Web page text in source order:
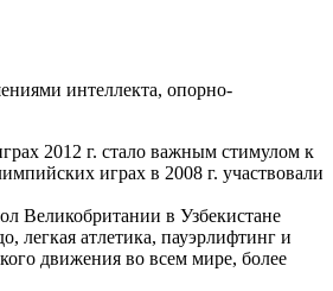
интеллекта, опорно-
2012 г. стало важным стимулом к
играх в 2008 г. участвовали
Великобритании в Узбекистане
легкая атлетика, пауэрлифтинг и
движения во всем мире, более